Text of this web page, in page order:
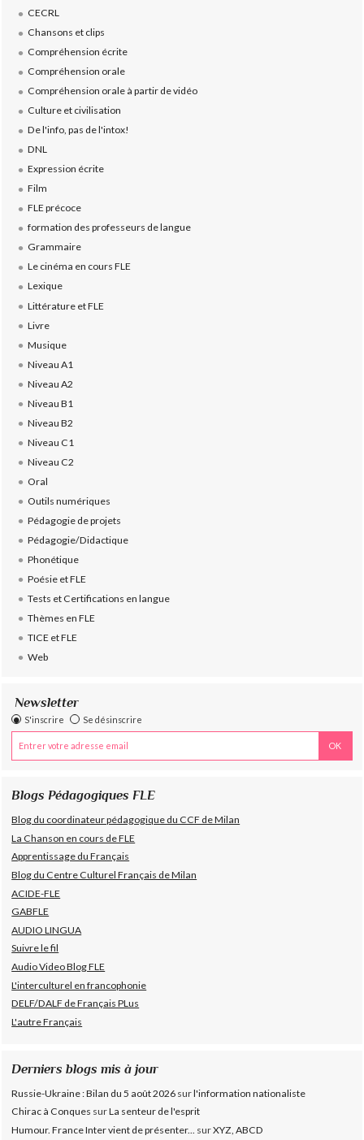
CECRL
Chansons et clips
Compréhension écrite
Compréhension orale
Compréhension orale à partir de vidéo
Culture et civilisation
De l'info, pas de l'intox!
DNL
Expression écrite
Film
FLE précoce
formation des professeurs de langue
Grammaire
Le cinéma en cours FLE
Lexique
Littérature et FLE
Livre
Musique
Niveau A1
Niveau A2
Niveau B1
Niveau B2
Niveau C1
Niveau C2
Oral
Outils numériques
Pédagogie de projets
Pédagogie/Didactique
Phonétique
Poésie et FLE
Tests et Certifications en langue
Thèmes en FLE
TICE et FLE
Web
Newsletter
S'inscrire Se désinscrire
Blogs Pédagogiques FLE
Blog du coordinateur pédagogique du CCF de Milan
La Chanson en cours de FLE
Apprentissage du Français
Blog du Centre Culturel Français de Milan
ACIDE-FLE
GABFLE
AUDIO LINGUA
Suivre le fil
Audio Video Blog FLE
L'interculturel en francophonie
DELF/DALF de Français PLus
L'autre Français
Derniers blogs mis à jour
Russie-Ukraine : Bilan du 5 août 2026 surl'information nationaliste
Chirac à Conques surLa senteur de l'esprit
Humour. France Inter vient de présenter...
surXYZ, ABCD